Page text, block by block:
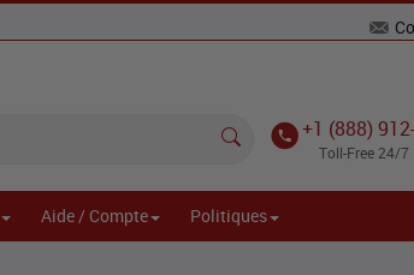
+1 (888)
Toll-Free 24/7
Aide / Compte Politiques